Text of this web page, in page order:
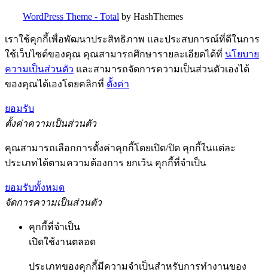
WordPress Theme - Total by HashThemes
เราใช้คุกกี้เพื่อพัฒนาประสิทธิภาพ และประสบการณ์ที่ดีในการ
ใช้เว็บไซต์ของคุณ คุณสามารถศึกษารายละเอียดได้ที่ นโยบาย
ความเป็นส่วนตัว และสามารถจัดการความเป็นส่วนตัวเองได้
ของคุณได้เองโดยคลิกที่ ตั้งค่า
ยอมรับ
ตั้งค่าความเป็นส่วนตัว
คุณสามารถเลือกการตั้งค่าคุกกี้โดยเปิด/ปิด คุกกี้ในแต่ละ
ประเภทได้ตามความต้องการ ยกเว้น คุกกี้ที่จำเป็น
ยอมรับทั้งหมด
จัดการความเป็นส่วนตัว
คุกกี้ที่จำเป็น
เปิดใช้งานตลอด
ประเภทของคุกกี้มีความจำเป็นสำหรับการทำงานของ